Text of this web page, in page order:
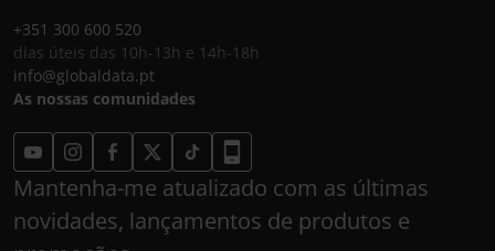
+351 300 600 520
dias úteis das 10h-13h e 14h-18h
info@globaldata.pt
As nossas comunidades
Mantenha-me atualizado com as últimas
novidades, lançamentos de produtos e